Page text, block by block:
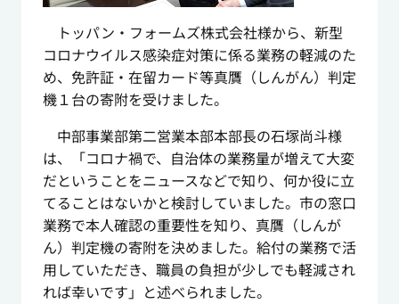
トッパン・フォームズ株式会社様から、新型
コロナウイルス感染症対策に係る業務の軽減のた
め、免許証・在留カード等真贋（しんがん）判定
機１台の寄附を受けました。
中部事業部第二営業本部本部長の石塚尚斗様
は、「コロナ禍で、自治体の業務量が増えて大変
だということをニュースなどで知り、何か役に立
てることはないかと検討していました。市の窓口
業務で本人確認の重要性を知り、真贋（しんが
ん）判定機の寄附を決めました。給付の業務で活
用していただき、職員の負担が少しでも軽減され
れば幸いです」と述べられました。